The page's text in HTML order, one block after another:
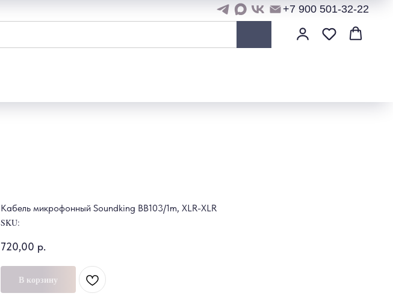
+7 900 501-32-22
Кабель микрофонный Soundking BB103/1m, XLR-XLR
SKU:
720,00 р.
В корзину